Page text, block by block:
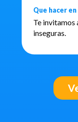
Que hacer
Te invitamos
inseguras.